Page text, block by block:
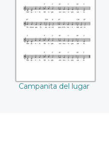
Campanita del
lugar
Campanita del lugar